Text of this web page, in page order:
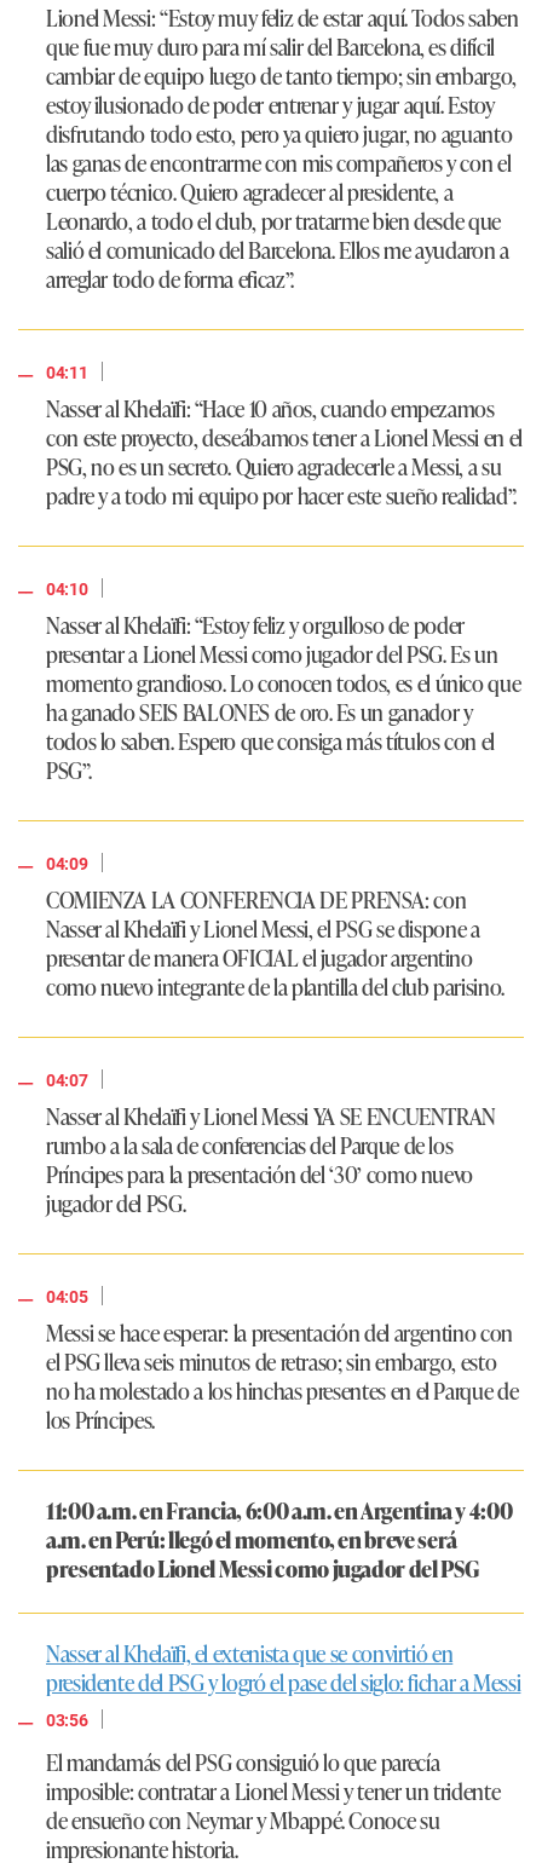
Lionel Messi: “Estoy muy feliz de estar aquí. Todos saben
que fue muy duro para mí salir del Barcelona, es difícil
cambiar de equipo luego de tanto tiempo; sin embargo,
estoy ilusionado de poder entrenar y jugar aquí. Estoy
disfrutando todo esto, pero ya quiero jugar, no aguanto
las ganas de encontrarme con mis compañeros y con el
cuerpo técnico. Quiero agradecer al presidente, a
Leonardo, a todo el club, por tratarme bien desde que
salió el comunicado del Barcelona. Ellos me ayudaron a
arreglar todo de forma eficaz”.
04:11
|
Nasser al Khelaïfi: “Hace 10 años, cuando empezamos
con este proyecto, deseábamos tener a Lionel Messi en el
PSG, no es un secreto. Quiero agradecerle a Messi, a su
padre y a todo mi equipo por hacer este sueño realidad”.
04:10
|
Nasser al Khelaïfi: “Estoy feliz y orgulloso de poder
presentar a Lionel Messi como jugador del PSG. Es un
momento grandioso. Lo conocen todos, es el único que
ha ganado SEIS BALONES de oro. Es un ganador y
todos lo saben. Espero que consiga más títulos con el
PSG”.
04:09
|
COMIENZA LA CONFERENCIA DE PRENSA: con
Nasser al Khelaïfi y Lionel Messi, el PSG se dispone a
presentar de manera OFICIAL el jugador argentino
como nuevo integrante de la plantilla del club parisino.
04:07
|
Nasser al Khelaïfi y Lionel Messi YA SE ENCUENTRAN
rumbo a la sala de conferencias del Parque de los
Príncipes para la presentación del ‘30’ como nuevo
jugador del PSG.
04:05
|
Messi se hace esperar: la presentación del argentino con
el PSG lleva seis minutos de retraso; sin embargo, esto
no ha molestado a los hinchas presentes en el Parque de
los Príncipes.
11:00 a.m. en Francia, 6:00 a.m. en Argentina y 4:00
a.m. en Perú: llegó el momento, en breve será
presentado Lionel Messi como jugador del PSG
Nasser al Khelaïfi, el extenista que se convirtió en
presidente del PSG y logró el pase del siglo: fichar a Messi
03:56
|
El mandamás del PSG consiguió lo que parecía
imposible: contratar a Lionel Messi y tener un tridente
de ensueño con Neymar y Mbappé. Conoce su
impresionante historia.